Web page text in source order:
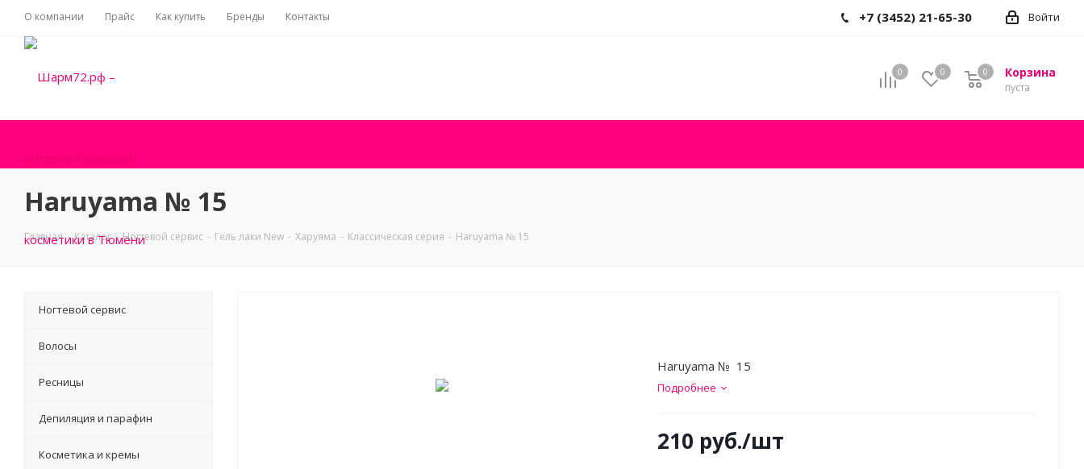
О компании Прайс Как купить Бренды Контакты Войти
+7 (3452) 21-65-30
0 0 Корзина
пуста
0
Haruyama № 15
Главная - Каталог - Ногтевой сервис - Гель лаки New - Харуяма - Классическая серия - Haruyama № 15
Haruyama № 15
Подробнее
210 руб./шт
Ногтевой сервис
Волосы
Ресницы
Депиляция и парафин
Косметика и кремы